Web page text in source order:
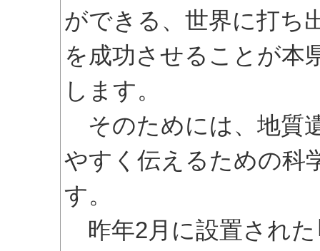
ができる、世界に打ち
を成功させることが本
します。
そのためには、地質
やすく伝えるための科
す。
昨年2月に設置された